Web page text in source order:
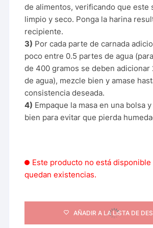
de alimentos, verificando que este
limpio y seco. Ponga la harina
recipiente.
3) Por cada parte de carnada
poco entre 0.5 partes de agua
de 400 gramos se deben adicionar
de agua), mezcle bien y amase
consistencia deseada.
4) Empaque la masa en una bolsa
bien para evitar que pierda
Este producto no está
quedan existencias.
AÑADIR A LA LISTA DE